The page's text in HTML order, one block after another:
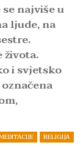
najviše u
ljude, na
života.
i svjetsko
RELIGIJA